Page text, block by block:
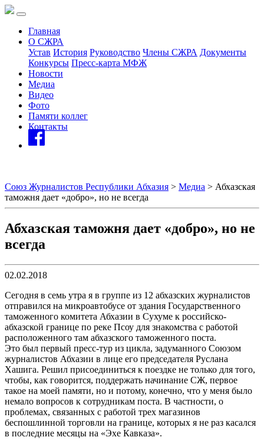
Главная
О СЖРА
Устав История Руководство Члены СЖРА Документы
Конкурсы Пресс-карта МФЖ
Новости
Медиа
Видео
Фото
Памяти коллег
Контакты
Союз Журналистов Республики Абхазия > Медиа > Абхазская
таможня дает «добро», но не всегда
Абхазская таможня дает «добро», но не
всегда
02.02.2018
Сегодня в семь утра я в группе из 12 абхазских журналистов
отправился на микроавтобусе от здания Государственного
таможенного комитета Абхазии в Сухуме к российско-
абхазской границе по реке Псоу для знакомства с работой
расположенного там абхазского таможенного поста.
Это был первый пресс-тур из цикла, задуманного Союзом
журналистов Абхазии в лице его председателя Руслана
Хашига. Решил присоединиться к поездке не только для того,
чтобы, как говорится, поддержать начинание СЖ, первое
такое на моей памяти, но и потому, конечно, что у меня было
немало вопросов к сотрудникам поста. В частности, о
проблемах, связанных с работой трех магазинов
беспошлинной торговли на границе, которых я не раз касался
в последние месяцы на «Эхе Кавказа».